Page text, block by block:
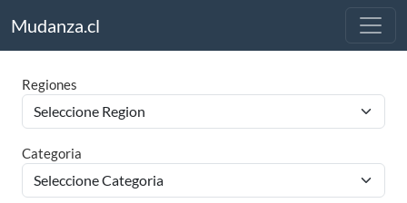
Mudanza.cl
Regiones
Categoria